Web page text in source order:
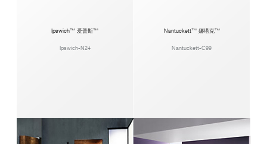
Ipswich™ 爱普斯™
Ipswich-N24
Nantuckett™ 娜塔克™
Nantuckett-C99